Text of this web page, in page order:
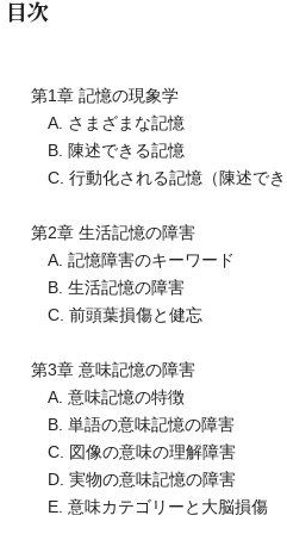
目次
第1章 記憶の現象学
A. さまざまな記憶
B. 陳述できる記憶
C. 行動化される記憶（陳述で
第2章 生活記憶の障害
A. 記憶障害のキーワード
B. 生活記憶の障害
C. 前頭葉損傷と健忘
第3章 意味記憶の障害
A. 意味記憶の特徴
B. 単語の意味記憶の障害
C. 図像の意味の理解障害
D. 実物の意味記憶の障害
E. 意味カテゴリーと大脳損傷